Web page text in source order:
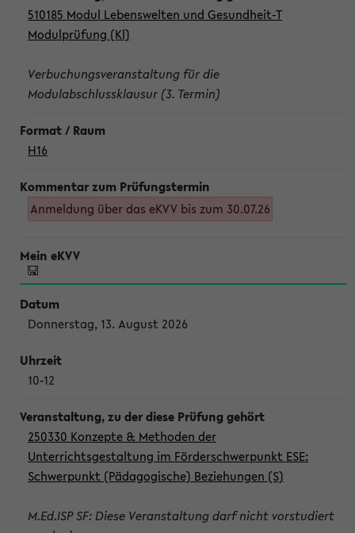
510185 Modul Lebenswelten und Gesundheit-T
Modulprüfung (Kl)
Verbuchungsveranstaltung für die
Modulabschlussklausur (3. Termin)
H16
Anmeldung über das eKVV bis zum 30.07.26
Donnerstag, 13. August 2026
10-12
250330 Konzepte & Methoden der
Unterrichtsgestaltung im Förderschwerpunkt ESE:
Schwerpunkt (Pädagogische) Beziehungen (S)
M.Ed.ISP SF: Diese Veranstaltung darf nicht vorstudiert